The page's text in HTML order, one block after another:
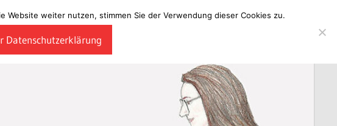
weiter nutzen, stimmen Sie der Verwendung dieser Cookies zu.
Datenschutzerklärung